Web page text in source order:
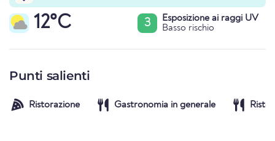
12°C 3
Esposizione ai raggi UV
Basso rischio
Punti salienti
Ristorazione Gastronomia in generale